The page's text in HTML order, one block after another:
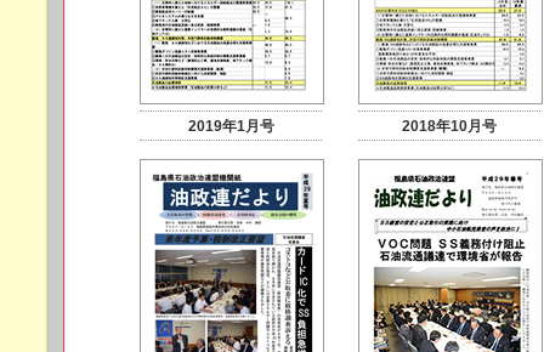
2019年1月号 2018年10月号